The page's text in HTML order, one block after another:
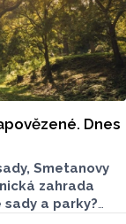
Dnes
Smetanovy
zahrada
a parky?